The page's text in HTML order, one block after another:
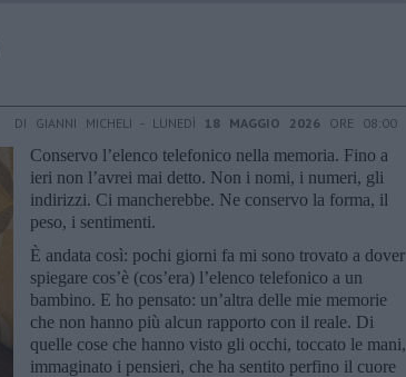
DI GIANNI MICHELI - LUNEDÌ 18 MAGGIO 2026 ORE 08:00
Conservo l’elenco telefonico nella memoria. Fino a
ieri non l’avrei mai detto. Non i nomi, i numeri, gli
indirizzi. Ci mancherebbe. Ne conservo la forma, il
peso, i sentimenti.
È andata così: pochi giorni fa mi sono trovato a dover
spiegare cos’è (cos’era) l’elenco telefonico a un
bambino. E ho pensato: un’altra delle mie memorie
che non hanno più alcun rapporto con il reale. Di
quelle cose che hanno visto gli occhi, toccato le mani,
immaginato i pensieri, che ha sentito perfino il cuore